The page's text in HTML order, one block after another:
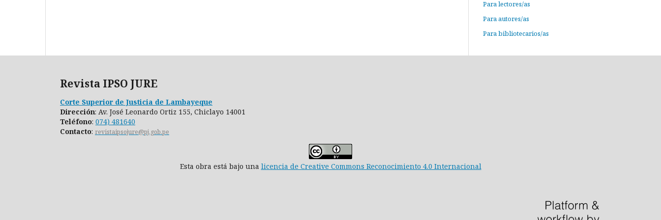
Para lectores/as
Para autores/as
Para bibliotecarios/as
Revista IPSO JURE
Corte Superior de Justicia de Lambayeque
Dirección: Av. José Leonardo Ortiz 155, Chiclayo 14001
Teléfono: 074) 481640
Contacto: revistaipsojure@pj.gob.pe
Esta obra está bajo una licencia de Creative Commons Reconocimiento 4.0 Internacional